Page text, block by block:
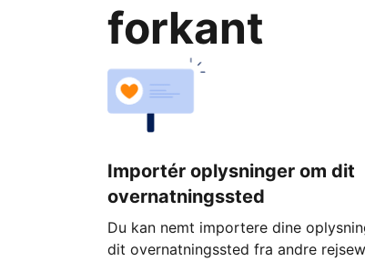
forkant
Importér oplysninger om dit
overnatningssted
Du kan nemt importere dine
dit overnatningssted fra andre